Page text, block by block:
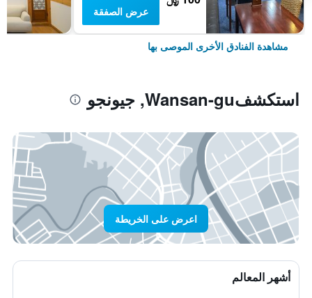
عرض الصفقة
مشاهدة الفنادق الأخرى الموصى بها
استكشفWansan-gu, جيونجو
اعرض على الخريطة
أشهر المعالم